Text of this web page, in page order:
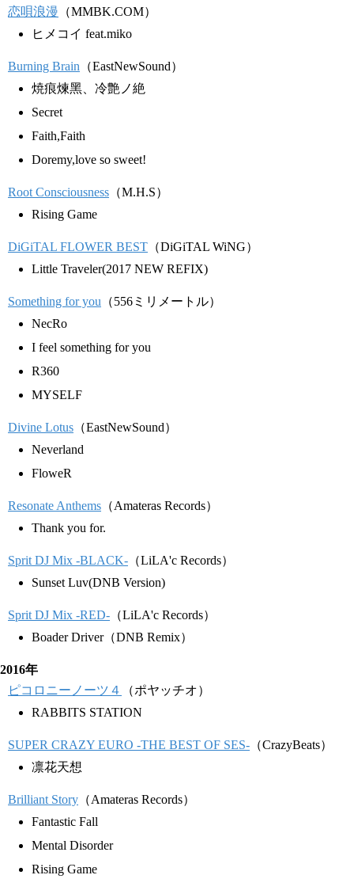
恋唄浪漫 （MMBK.COM）
ヒメコイ feat.miko
Burning Brain （EastNewSound）
焼痕煉黑、冷艶ノ絶
Secret
Faith,Faith
Doremy,love so sweet!
Root Consciousness （M.H.S）
Rising Game
DiGiTAL FLOWER BEST （DiGiTAL WiNG）
Little Traveler(2017 NEW REFIX)
Something for you （556ミリメートル）
NecRo
I feel something for you
R360
MYSELF
Divine Lotus （EastNewSound）
Neverland
FloweR
Resonate Anthems （Amateras Records）
Thank you for.
Sprit DJ Mix -BLACK- （LiLA'c Records）
Sunset Luv(DNB Version)
Sprit DJ Mix -RED- （LiLA'c Records）
Boader Driver（DNB Remix）
2016年
ピコロニーノーツ４
（ポヤッチオ）
RABBITS STATION
SUPER CRAZY EURO -THE BEST OF SES- （CrazyBeats）
凛花天想
Brilliant Story （Amateras Records）
Fantastic Fall
Mental Disorder
Rising Game